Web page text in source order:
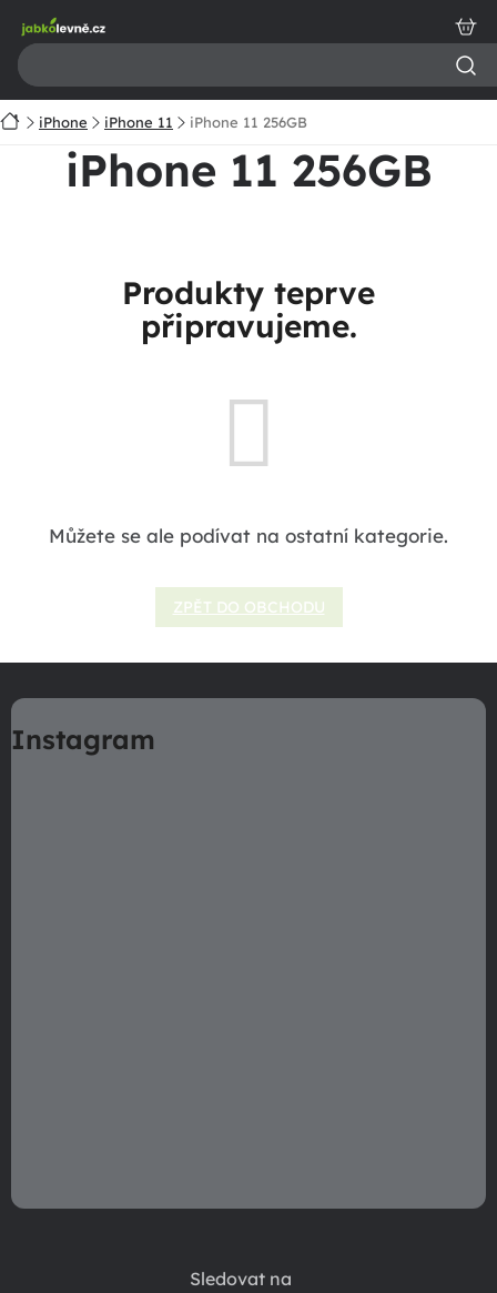
obsah
DomůiPhone iPhone 11 iPhone 11 256GB
iPhone 11 256GB
Produkty teprve
připravujeme.
Můžete se ale podívat na ostatní kategorie.
ZPĚT DO OBCHODU
á
pInstagram
Sledovat na